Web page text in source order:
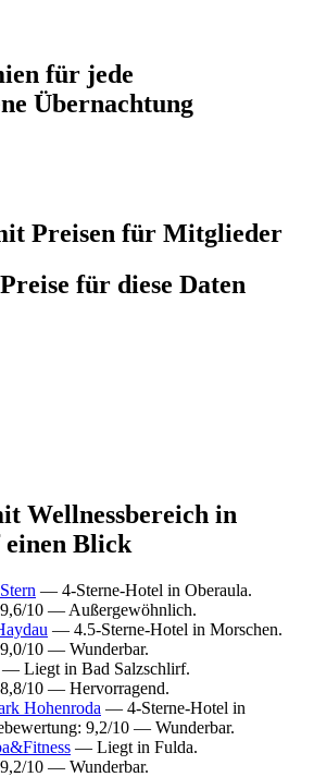
für jede
Übernachtung
Preisen für Mitglieder
für diese Daten
Wellnessbereich in
Blick
— 4-Sterne-Hotel in Oberaula.
9,6/10 — Außergewöhnlich.
— 4.5-Sterne-Hotel in Morschen.
10 — Wunderbar.
Liegt in Bad Salzschlirf.
10 — Hervorragend.
Hohenroda — 4-Sterne-Hotel in
9,2/10 — Wunderbar.
— Liegt in Fulda.
10 — Wunderbar.